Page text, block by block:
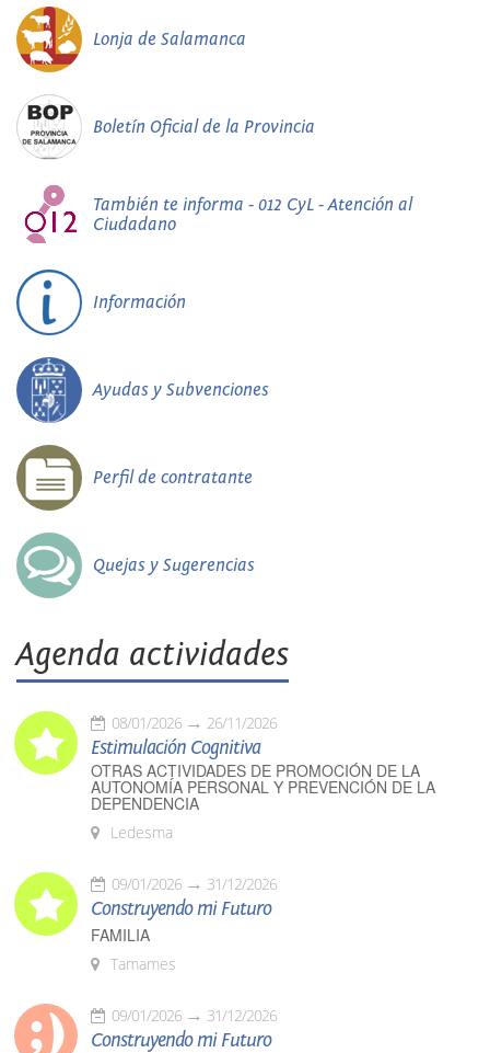
Lonja de Salamanca
Boletín Oficial de la Provincia
También te informa - 012 CyL - Atención al
Ciudadano
Información
Ayudas y Subvenciones
Perfil de contratante
Quejas y Sugerencias
Agenda actividades
08/01/2026 26/11/2026
Estimulación Cognitiva
OTRAS ACTIVIDADES DE PROMOCIÓN DE LA
AUTONOMÍA PERSONAL Y PREVENCIÓN DE LA
DEPENDENCIA
Ledesma
09/01/2026 31/12/2026
Construyendo mi Futuro
FAMILIA
Tamames
09/01/2026 31/12/2026
Construyendo mi Futuro